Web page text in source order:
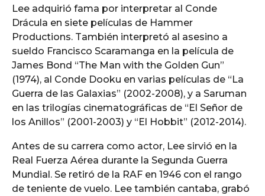
Lee adquirió fama por interpretar al Conde
Drácula en siete películas de Hammer
Productions. También interpretó al asesino a
sueldo Francisco Scaramanga en la película de
James Bond “The Man with the Golden Gun”
(1974), al Conde Dooku en varias películas de “La
Guerra de las Galaxias” (2002-2008), y a Saruman
en las trilogías cinematográficas de “El Señor de
los Anillos” (2001-2003) y “El Hobbit” (2012-2014).
Antes de su carrera como actor, Lee sirvió en la
Real Fuerza Aérea durante la Segunda Guerra
Mundial. Se retiró de la RAF en 1946 con el rango
de teniente de vuelo. Lee también cantaba, grabó